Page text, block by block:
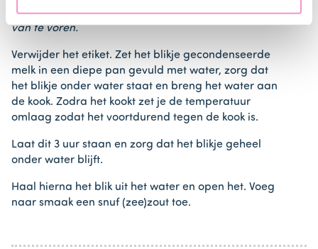
Let op! Maak de salted caramel een paar uur of dag
van te voren.
Verwijder het etiket. Zet het blikje gecondenseerde
melk in een diepe pan gevuld met water, zorg dat
het blikje onder water staat en breng het water aan
de kook. Zodra het kookt zet je de temperatuur
omlaag zodat het voortdurend tegen de kook is.
Laat dit 3 uur staan en zorg dat het blikje geheel
onder water blijft.
Haal hierna het blik uit het water en open het. Voeg
naar smaak een snuf (zee)zout toe.